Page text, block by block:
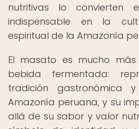
nutritivas lo convierten
indispensable en la
espiritual de la Amazonía
El masato es mucho
bebida fermentada:
tradición gastronómica
Amazonía peruana, y su
allá de su sabor y valor